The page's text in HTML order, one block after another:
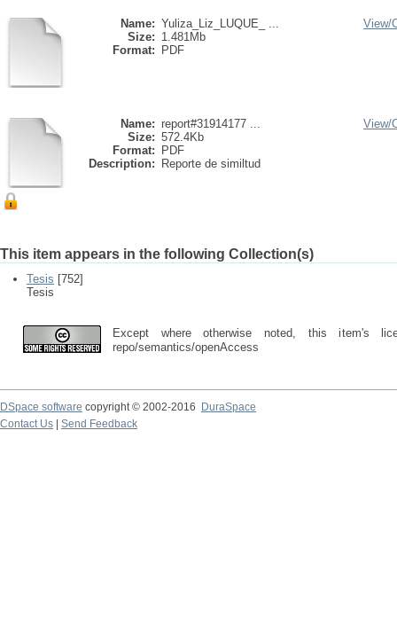
Name: Yuliza_Liz_LUQUE_ ...
Size: 1.481Mb
Format:
PDF
View/
Name: report#31914177 ...
Size: 572.4Kb
Format:
PDF
Description:
Reporte de similtud
View/
This item appears in the following Collection(s)
Tesis [752]
Tesis
Except where otherwise noted, this item's
repo/semantics/openAccess
DSpace software copyright © 2002-2016
DuraSpace
Contact Us
Send Feedback